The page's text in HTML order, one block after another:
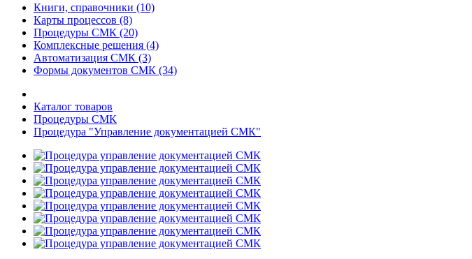
Книги, справочники (10)
Карты процессов (8)
Процедуры СМК (20)
Комплексные решения (4)
Автоматизация СМК (3)
Формы документов СМК (34)
Каталог товаров
Процедуры СМК
Процедура "Управление документацией СМК"